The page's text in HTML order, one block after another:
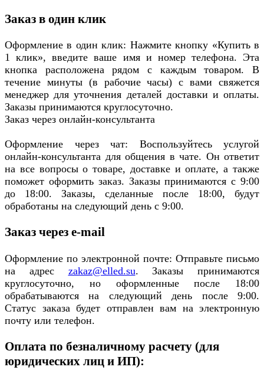
Заказ в один клик
Оформление в один клик: Нажмите кнопку «Купить в
1 клик», введите ваше имя и номер телефона. Эта
кнопка расположена рядом с каждым товаром. В
течение минуты (в рабочие часы) с вами свяжется
менеджер для уточнения деталей доставки и оплаты.
Заказы принимаются круглосуточно.
Заказ через онлайн-консультанта
Оформление через чат: Воспользуйтесь услугой
онлайн-консультанта для общения в чате. Он ответит
на все вопросы о товаре, доставке и оплате, а также
поможет оформить заказ. Заказы принимаются с 9:00
до 18:00. Заказы, сделанные после 18:00, будут
обработаны на следующий день с 9:00.
Заказ через e-mail
Оформление по электронной почте: Отправьте письмо
на адрес zakaz@elled.su. Заказы принимаются
круглосуточно, но оформленные после 18:00
обрабатываются на следующий день после 9:00.
Статус заказа будет отправлен вам на электронную
почту или телефон.
Оплата по безналичному расчету (для
юридических лиц и ИП):